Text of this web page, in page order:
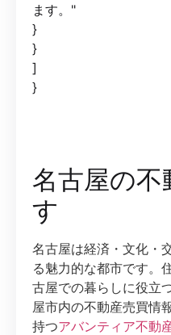
ます。"
}
}
]
}
名古屋の不
す
名古屋は経済・文化・
る魅力的な都市です。
古屋での暮らしに役立
屋市内の不動産売買情
持つアバンティア不動